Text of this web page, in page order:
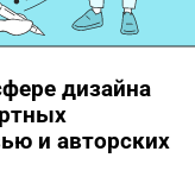
дизайна
и авторских